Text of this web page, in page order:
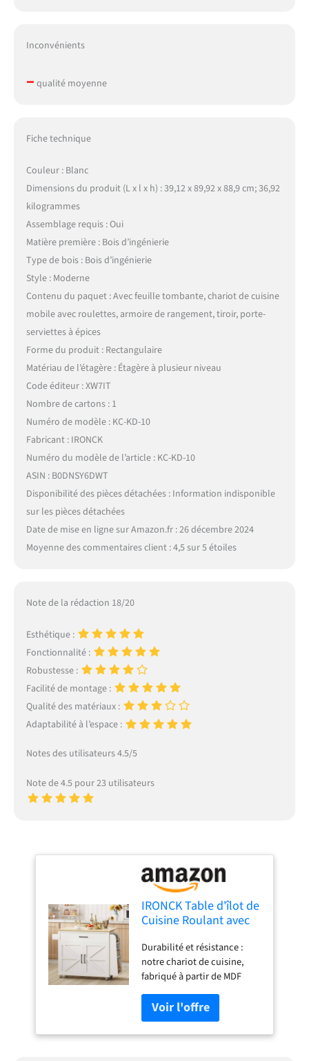
Inconvénients
– qualité moyenne
Fiche technique
Couleur : Blanc
Dimensions du produit (L x l x h) : 39,12 x 89,92 x 88,9 cm; 36,92
kilogrammes
Assemblage requis : Oui
Matière première : Bois d’ingénierie
Type de bois : Bois d’ingénierie
Style : Moderne
Contenu du paquet : Avec feuille tombante, chariot de cuisine
mobile avec roulettes, armoire de rangement, tiroir, porte-
serviettes à épices
Forme du produit : Rectangulaire
Matériau de l’étagère : Étagère à plusieur niveau
Code éditeur : XW7IT
Nombre de cartons : 1
Numéro de modèle : KC-KD-10
Fabricant : IRONCK
Numéro du modèle de l’article : KC-KD-10
ASIN : B0DNSY6DWT
Disponibilité des pièces détachées : Information indisponible
sur les pièces détachées
Date de mise en ligne sur Amazon.fr : 26 décembre 2024
Moyenne des commentaires client : 4,5 sur 5 étoiles
Note de la rédaction 18/20
Esthétique :
Fonctionnalité :
Robustesse :
Facilité de montage :
Qualité des matériaux :
Adaptabilité à l’espace :
Notes des utilisateurs 4.5/5
Note de 4.5 pour 23 utilisateurs
IRONCK Table d'îlot de
Cuisine Roulant avec
Chariot de Cuisine
Mobile avec roulettes,
Armoire de
Rangement, tiroir,
Porte-Serviettes à
épices, Blanc
Durabilité et résistance :
notre chariot de cuisine,
fabriqué à partir de MDF
robuste, est conçu pour
durer. Sa construction
solide garantit un luminaire
de cuisine fiable qui résiste